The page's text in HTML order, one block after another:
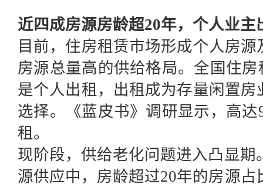
近四成房源房龄超20年，个人业
目前，住房租赁市场形成个人房
房源总量高的供给格局。 全国住房
是个人出租 ，出租成为存量闲置
选择。 《蓝皮书》调研显示， 高达
租。
现阶段，供给老化问题进入凸显期
源供应中， 房龄超过20年的房源占